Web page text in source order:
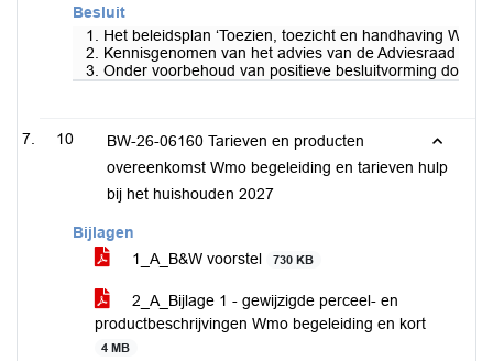
Besluit
1. Het beleidsplan ‘Toezien, toezicht en handhaving
2. Kennisgenomen van het advies van de Adviesraad
3. Onder voorbehoud van positieve besluitvorming door
10
BW-26-06160 Tarieven en producten
overeenkomst Wmo begeleiding en tarieven hulp
bij het huishouden 2027
Bijlagen
1_A_B&W voorstel
730 KB
2_A_Bijlage 1 - gewijzigde perceel- en
productbeschrijvingen Wmo begeleiding en kort
4 MB